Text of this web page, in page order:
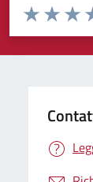
Valuta da 1 a 5
Valuta 2
Valuta 1